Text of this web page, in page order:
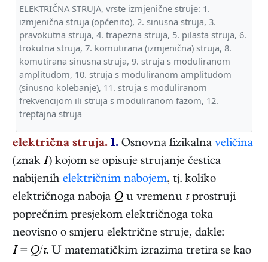
ELEKTRIČNA STRUJA, vrste izmjenične struje: 1.
izmjenična struja (općenito), 2. sinusna struja, 3.
pravokutna struja, 4. trapezna struja, 5. pilasta struja, 6.
trokutna struja, 7. komutirana (izmjenična) struja, 8.
komutirana sinusna struja, 9. struja s moduliranom
amplitudom, 10. struja s moduliranom amplitudom
(sinusno kolebanje), 11. struja s moduliranom
frekvencijom ili struja s moduliranom fazom, 12.
treptajna struja
električna struja. 1. Osnovna fizikalna veličina
(znak I) kojom se opisuje strujanje čestica
nabijenih električnim nabojem, tj. koliko
električnoga naboja Q u vremenu tprostruji
poprečnim presjekom električnoga toka
neovisno o smjeru električne struje, dakle:
I = Q/t. U matematičkim izrazima tretira se kao